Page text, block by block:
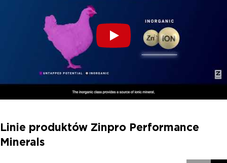
Linie produktów Zinpro Performance
Minerals